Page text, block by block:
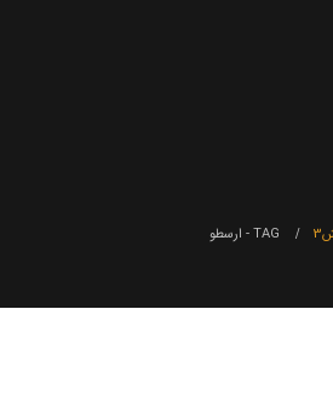
TAG - ارسطو